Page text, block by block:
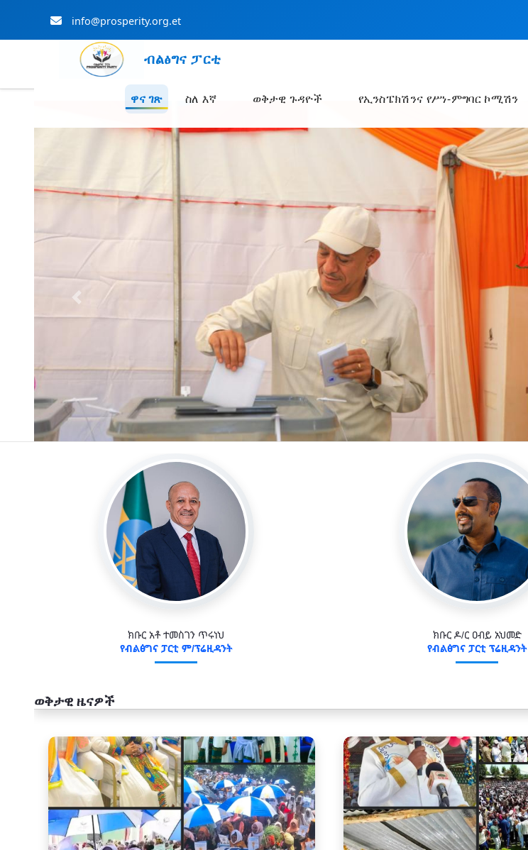
info@prosperity.org.et
ብልፅግና ፓርቲ
ዋና ገጽ ስለ እኛ ወቅታዊ ጉዳዮች የኢንስፔክሽንና የሥነ-ምግባር ኮሚሽን
Previous
ክቡር አቶ ተመስገን ጥሩነህ
የብልፅግና ፓርቲ ም/ፕሬዚዳንት
ክቡር ዶ/ር ዐብይ አህመድ
የብልፅግና ፓርቲ ፕሬዚዳንት
ወቅታዊ ዜናዎች
አዲስ